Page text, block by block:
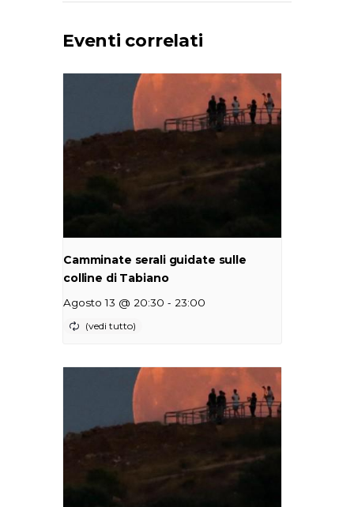
Eventi correlati
Camminate serali guidate sulle
colline di Tabiano
Agosto 13 @ 20:30 - 23:00